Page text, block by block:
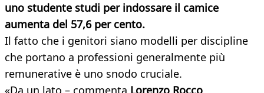
uno studente studi per indossare il camice
aumenta del 57,6 per cento.
Il fatto che i genitori siano modelli per discipline
che portano a professioni generalmente più
remunerative è uno snodo cruciale.
«Da un lato – commenta Lorenzo Rocco,